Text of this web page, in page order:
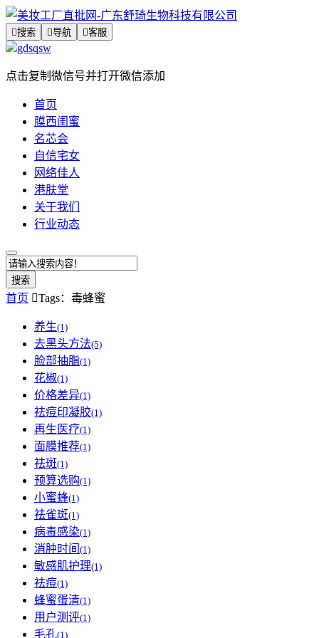
搜索 导航 客服
gdsqsw
点击复制微信号并打开微信添加
首页
膜西闺蜜
名芯会
自信宅女
网络佳人
港肤堂
关于我们
行业动态
搜索
首页 Tags：毒蜂蜜
养生(1)
去黑头方法(5)
脸部抽脂(1)
花椒(1)
价格差异(1)
祛痘印凝胶(1)
再生医疗(1)
面膜推荐(1)
祛斑(1)
预算选购(1)
小蜜蜂(1)
祛雀斑(1)
病毒感染(1)
消肿时间 (1)
敏感肌护理(1)
祛痘(1)
蜂蜜蛋清(1)
用户测评(1)
毛孔(1)